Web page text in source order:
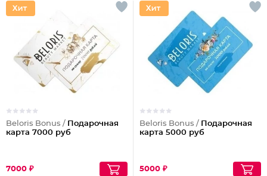
Beloris Bonus / Подарочная
карта 7000 руб
7000 ₽
Beloris Bonus / Подарочная
карта 5000 руб
5000 ₽